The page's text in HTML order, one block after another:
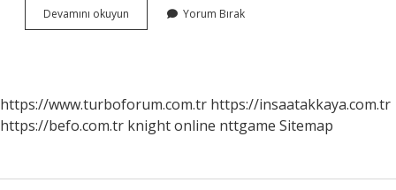
Devamını okuyun Belediye
Kurum
Yorum Bırak
https://www.turboforum.com.tr https://insaatakkaya.com.tr
https://befo.com.tr knight online nttgame Sitemap